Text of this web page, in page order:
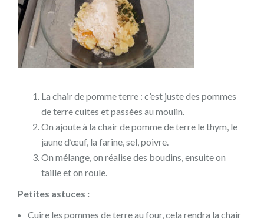
La chair de pomme terre : c’est juste des pommes
de terre cuites et passées au moulin.
On ajoute à la chair de pomme de terre le thym, le
jaune d’œuf, la farine, sel, poivre.
On mélange, on réalise des boudins, ensuite on
taille et on roule.
Petites astuces :
Cuire les pommes de terre au four, cela rendra la chair